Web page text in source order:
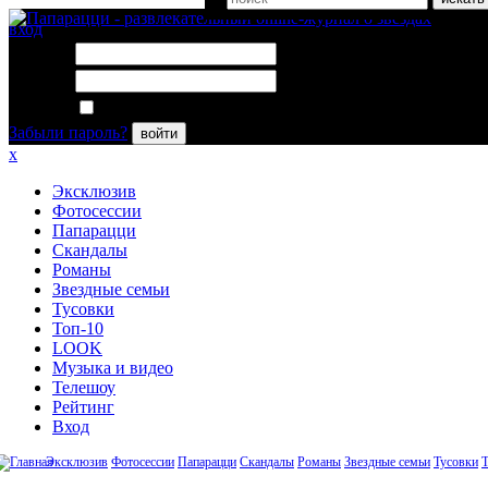
вход
Забыли пароль?
войти
x
Эксклюзив
Фотосессии
Папарацци
Скандалы
Романы
Звездные семьи
Тусовки
Топ-10
LOOK
Музыка и видео
Телешоу
Рейтинг
Вход
Эксклюзив Фотосессии Папарацци Скандалы Романы Звездные семьи Тусовки